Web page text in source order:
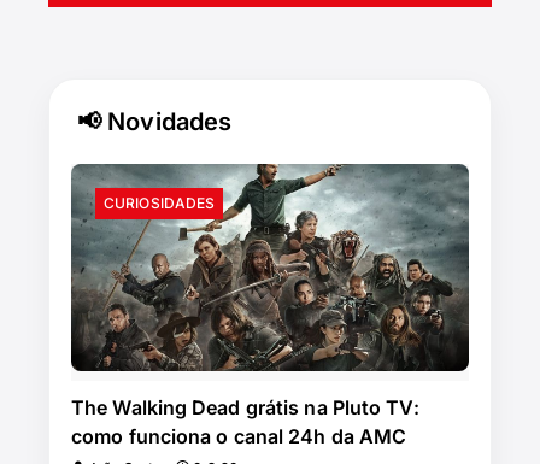
📢 Novidades
CURIOSIDADES
The Walking Dead grátis na Pluto TV:
como funciona o canal 24h da AMC